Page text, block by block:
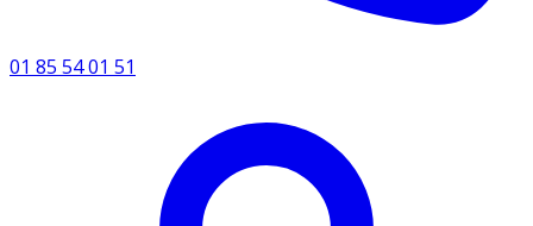
01 85 54 01 51